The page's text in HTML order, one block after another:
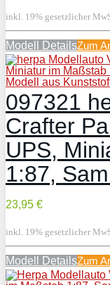
inkl. 19% gesetzlicher
Modell DetailsZum
097321
Crafter
UPS,
1:87,
23,95 €
inkl. 19% gesetzlicher
Modell DetailsZum